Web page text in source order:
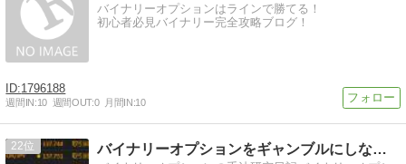
バイナリーオプションはラインで勝てる！
初心者必見バイナリー完全攻略ブログ！
1796188
週間IN:10 週間OUT:0 月間IN:10
22 バイナリーオプションをギャンブルにしない！日記